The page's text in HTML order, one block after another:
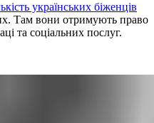
українських біженців
Там вони отримують право
та соціальних послуг.